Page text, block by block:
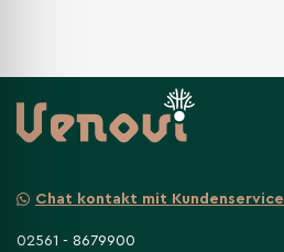
Chat kontakt mit Kundenservice
02561 - 8679900